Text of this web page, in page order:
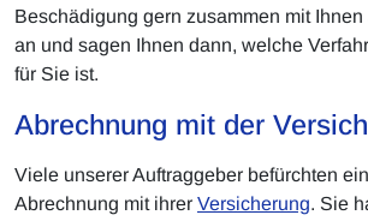
Beschädigung gern zusammen mit
an und sagen Ihnen dann, welche
für Sie ist.
Abrechnung mit der
Viele unserer Auftraggeber befürchten
Abrechnung mit ihrer Versicherung. Sie